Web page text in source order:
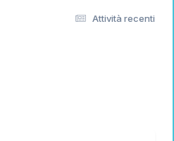
Attività recenti